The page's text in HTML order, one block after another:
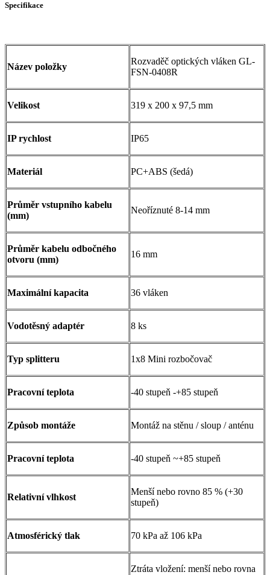
Specifikace
Název položky
Rozvaděč optických vláken GL-
FSN-0408R
Velikost 319 x 200 x 97,5 mm
IP rychlost IP65
Materiál PC+ABS (šedá)
Průměr vstupního kabelu
(mm)
Neoříznuté 8-14 mm
Průměr kabelu odbočného
otvoru (mm)
16 mm
Maximální kapacita 36 vláken
Vodotěsný adaptér 8 ks
Typ splitteru 1x8 Mini rozbočovač
Pracovní teplota -40 stupeň -+85 stupeň
Způsob montáže Montáž na stěnu / sloup / anténu
Pracovní teplota -40 stupeň ~+85 stupeň
Relativní vlhkost
Menší nebo rovno 85 % (+30
stupeň)
Atmosférický tlak 70 kPa až 106 kPa
Ztráta vložení: menší nebo rovna